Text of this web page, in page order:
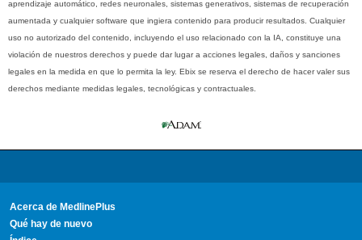
aprendizaje automático, redes neuronales, sistemas generativos, sistemas de recuperación
aumentada y cualquier software que ingiera contenido para producir resultados. Cualquier
uso no autorizado del contenido, incluyendo el uso relacionado con la IA, constituye una
violación de nuestros derechos y puede dar lugar a acciones legales, daños y sanciones
legales en la medida en que lo permita la ley. Ebix se reserva el derecho de hacer valer sus
derechos mediante medidas legales, tecnológicas y contractuales.
Acerca de MedlinePlus
Qué hay de nuevo